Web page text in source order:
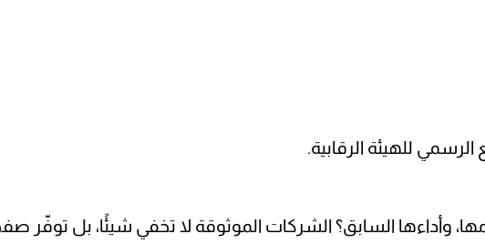
للهيئة الرقابية.
السابق؟ الشركات الموثوقة لا تخفي شيئًا، بل توفّر